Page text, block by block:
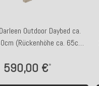
Outdoor Daybed ca.
(Rückenhöhe ca. 65cm)
590,00 €*